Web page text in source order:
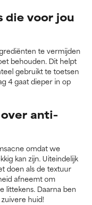
die voor jou
te vermijden
behouden. Dit helpt
gebruikt te toetsen
4 gaat dieper in op
anti-
omdat we
kan zijn. Uiteindelijk
doen als de textuur
afneemt om
littekens. Daarna ben
huid!